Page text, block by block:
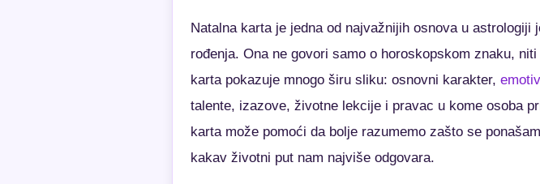
Natalna karta je jedna od najvažnijih osnova u
rođenja. Ona ne govori samo o horoskopskom znaku,
karta pokazuje mnogo širu sliku: osnovni karakter,
talente, izazove, životne lekcije i pravac u kome osoba
karta može pomoći da bolje razumemo zašto se
kakav životni put nam najviše odgovara.